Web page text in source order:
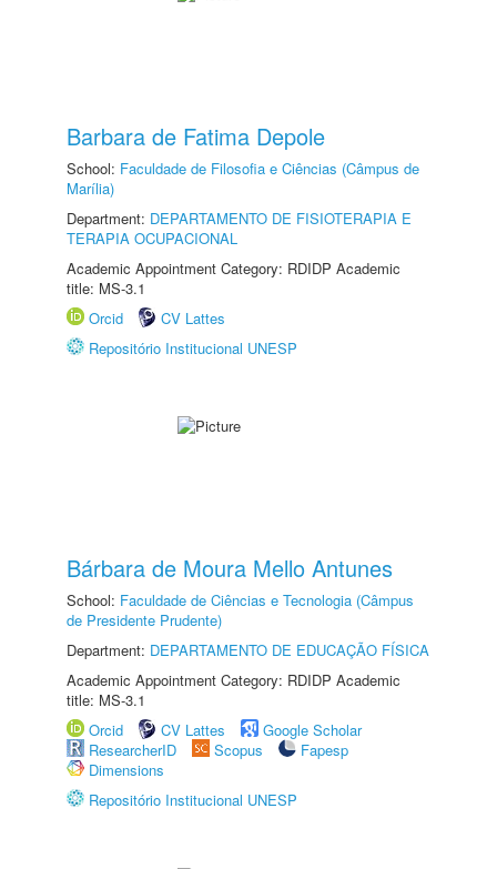
Barbara de Fatima Depole
School: Faculdade de Filosofia e Ciências (Câmpus de
Marília)
Department: DEPARTAMENTO DE FISIOTERAPIA E
TERAPIA OCUPACIONAL
Academic Appointment Category: RDIDP Academic
title: MS-3.1
Orcid
CV Lattes
Repositório Institucional UNESP
Bárbara de Moura Mello Antunes
School: Faculdade de Ciências e Tecnologia (Câmpus
de Presidente Prudente)
Department: DEPARTAMENTO DE EDUCAÇÃO FÍSICA
Academic Appointment Category: RDIDP Academic
title: MS-3.1
Orcid
CV Lattes
Google Scholar
ResearcherID
Scopus
Fapesp
Dimensions
Repositório Institucional UNESP